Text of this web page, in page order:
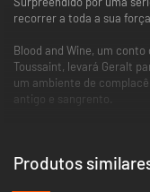
recorrer a toda a sua
Blood and Wine, um
Toussaint, levará Geralt
um ambiente de
antigo e sangrento.
Ambas as expansões
e personagens novas e
detalhes e qualidade."
Produtos